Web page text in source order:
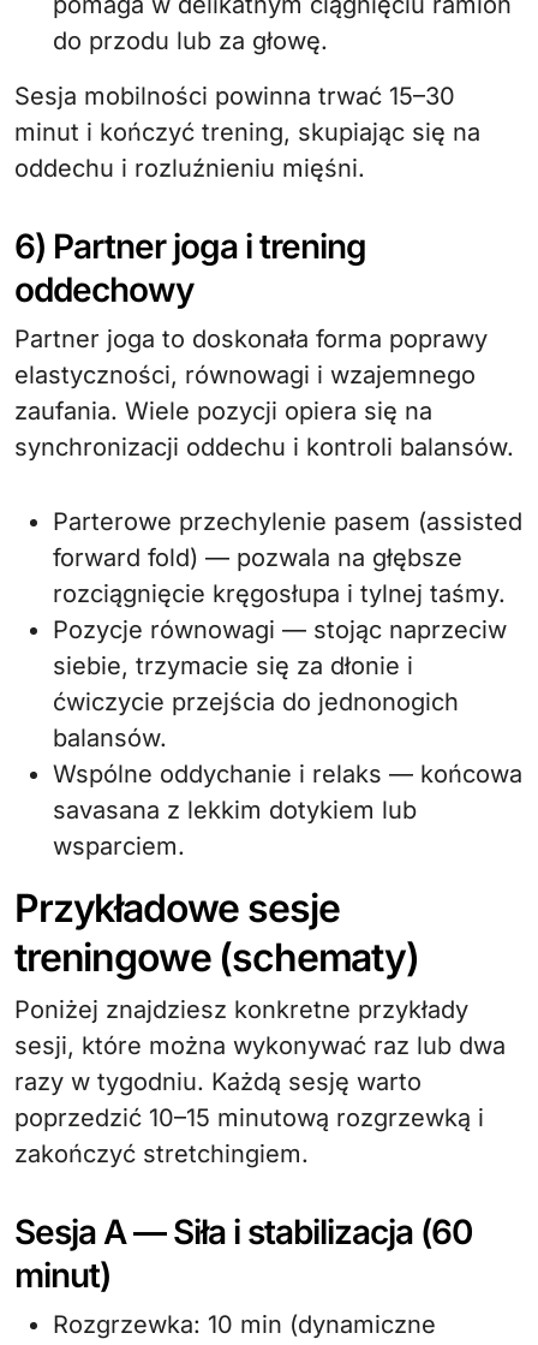
do przodu lub za głowę.
Sesja mobilności powinna trwać 15–30
minut i kończyć trening, skupiając się na
oddechu i rozluźnieniu mięśni.
6) Partner joga i trening
oddechowy
Partner joga to doskonała forma poprawy
elastyczności, równowagi i wzajemnego
zaufania. Wiele pozycji opiera się na
synchronizacji oddechu i kontroli balansów.
Parterowe przechylenie pasem (assisted
forward fold) — pozwala na głębsze
rozciągnięcie kręgosłupa i tylnej taśmy.
Pozycje równowagi — stojąc naprzeciw
siebie, trzymacie się za dłonie i
ćwiczycie przejścia do jednonogich
balansów.
Wspólne oddychanie i relaks — końcowa
savasana z lekkim dotykiem lub
wsparciem.
Przykładowe sesje
treningowe (schematy)
Poniżej znajdziesz konkretne przykłady
sesji, które można wykonywać raz lub dwa
razy w tygodniu. Każdą sesję warto
poprzedzić 10–15 minutową rozgrzewką i
zakończyć stretchingiem.
Sesja A — Siła i stabilizacja (60
minut)
Rozgrzewka: 10 min (dynamiczne